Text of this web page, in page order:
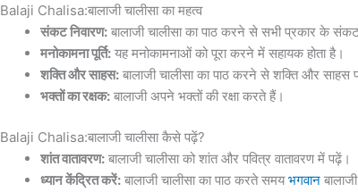
Balaji Chalisa:बालाजी चालीसा का महत्व
संकट निवारण: बालाजी चालीसा का पाठ करने से सभी प्रकार के
मनोकामना पूर्ति: यह मनोकामनाओं को पूरा करने में सहायक होता है।
शक्ति और साहस: बालाजी चालीसा का पाठ करने से शक्ति और साहस
भक्तों का रक्षक: बालाजी अपने भक्तों की रक्षा करते हैं।
Balaji Chalisa:बालाजी चालीसा कैसे पढ़ें?
शांत वातावरण: बालाजी चालीसा को शांत और पवित्र वातावरण में पढ़ें।
ध्यान केंद्रित करें: बालाजी चालीसा का पाठ करते समयभगवान